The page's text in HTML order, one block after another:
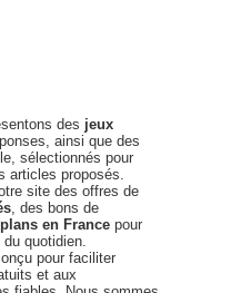
des jeux
ainsi que des
sélectionnés pour
articles proposés.
site des offres de
, des bons de
en France pour
quotidien.
pour faciliter
et aux